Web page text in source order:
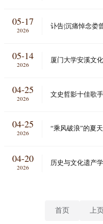
05-17
2026
讣告|沉痛悼念娄
05-14
2026
厦门大学安溪文
04-25
2026
文史哲影十佳歌
04-25
2026
“乘风破浪”的夏
04-20
2026
历史与文化遗产
首页 上页